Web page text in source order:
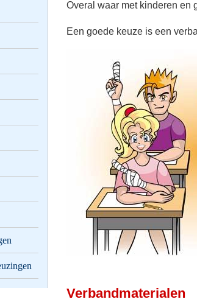
Overal waar met kinderen en
Een goede keuze is een
Verbandmaterialen